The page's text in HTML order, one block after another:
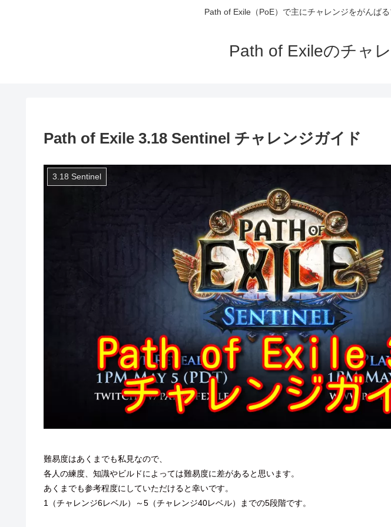
Path of Exile（PoE）で主にチャレンジをがんば
Path of Exileのチャ
Path of Exile 3.18 Sentinel チャレンジガイド
3.18 Sentinel
難易度はあくまでも私見なので、
各人の練度、知識やビルドによっては難易度に差があると思います。
あくまでも参考程度にしていただけると幸いです。
1（チャレンジ6レベル）～5（チャレンジ40レベル）までの5段階です。